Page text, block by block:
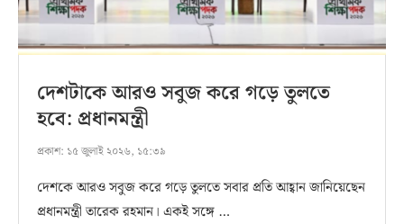
দেশটাকে আরও সবুজ করে গড়ে তুলতে
হবে: প্রধানমন্ত্রী
প্রকাশ: ১৫ জুলাই ২০২৬, ১৫:৩৯
দেশকে আরও সবুজ করে গড়ে তুলতে সবার প্রতি আহ্বান জানিয়েছেন
প্রধানমন্ত্রী তারেক রহমান। একই সঙ্গে …